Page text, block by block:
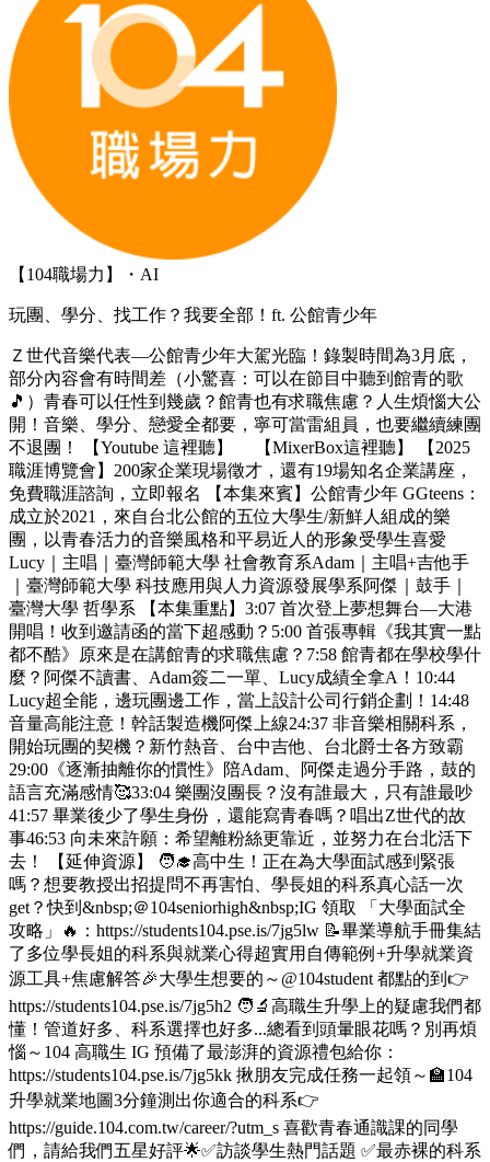
【104職場力】・AI
玩團、學分、找工作？我要全部！ft. 公館青少年
Ｚ世代音樂代表—公館青少年大駕光臨！錄製時間為3月底，
部分內容會有時間差（小驚喜：可以在節目中聽到館青的歌
🎵）青春可以任性到幾歲？館青也有求職焦慮？人生煩惱大公
開！音樂、學分、戀愛全都要，寧可當雷組員，也要繼續練團
不退團！ 【Youtube 這裡聽】 【MixerBox這裡聽】 【2025
職涯博覽會】200家企業現場徵才，還有19場知名企業講座，
免費職涯諮詢，立即報名 【本集來賓】公館青少年 GGteens：
成立於2021，來自台北公館的五位大學生/新鮮人組成的樂
團，以青春活力的音樂風格和平易近人的形象受學生喜愛
Lucy｜主唱｜臺灣師範大學 社會教育系Adam｜主唱+吉他手
｜臺灣師範大學 科技應用與人力資源發展學系阿傑｜鼓手｜
臺灣大學 哲學系 【本集重點】3:07 首次登上夢想舞台—大港
開唱！收到邀請函的當下超感動？5:00 首張專輯《我其實一點
都不酷》原來是在講館青的求職焦慮？7:58 館青都在學校學什
麼？阿傑不讀書、Adam簽二一單、Lucy成績全拿A！10:44
Lucy超全能，邊玩團邊工作，當上設計公司行銷企劃！14:48
音量高能注意！幹話製造機阿傑上線24:37 非音樂相關科系，
開始玩團的契機？新竹熱音、台中吉他、台北爵士各方致霸
29:00《逐漸抽離你的慣性》陪Adam、阿傑走過分手路，鼓的
語言充滿感情🥰33:04 樂團沒團長？沒有誰最大，只有誰最吵
41:57 畢業後少了學生身份，還能寫青春嗎？唱出Z世代的故
事46:53 向未來許願：希望離粉絲更靠近，並努力在台北活下
去！ 【延伸資源】 🧑‍🎓高中生！正在為大學面試感到緊張
嗎？想要教授出招提問不再害怕、學長姐的科系真心話一次
get？快到&nbsp;＠104seniorhigh&nbsp;IG 領取 「大學面試全
攻略」🔥：https://students104.pse.is/7jg5lw 📝畢業導航手冊集結
了多位學長姐的科系與就業心得超實用自傳範例+升學就業資
源工具+焦慮解答🎉大學生想要的～@104student 都點的到👉
https://students104.pse.is/7jg5h2 🧑‍🔬高職生升學上的疑慮我們都
懂！管道好多、科系選擇也好多...總看到頭暈眼花嗎？別再煩
惱～104 高職生 IG 預備了最澎湃的資源禮包給你：
https://students104.pse.is/7jg5kk 揪朋友完成任務一起領～🏫104
升學就業地圖3分鐘測出你適合的科系👉
https://guide.104.com.tw/career/?utm_s 喜歡青春通識課的同學
們，請給我們五星好評🌟✅訪談學生熱門話題 ✅最赤裸的科系